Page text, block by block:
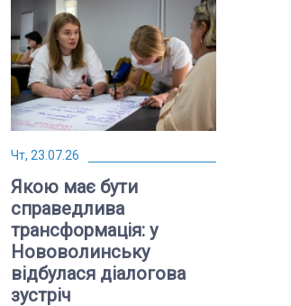
Чт, 23.07.26
Якою має бути
справедлива
трансформація: у
Нововолинську
відбулася діалогова
зустріч